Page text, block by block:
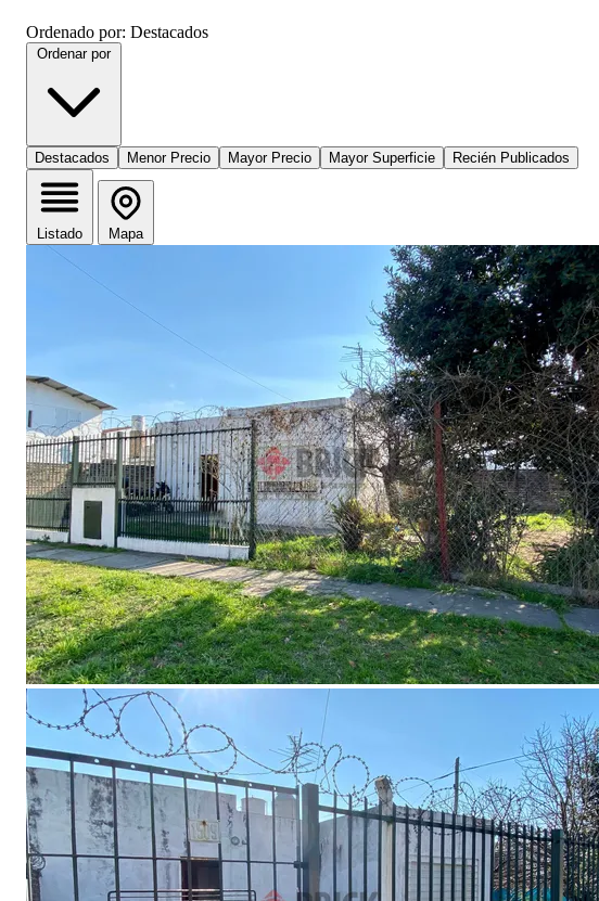
Ordenado por: Destacados
Ordenar por
Destacados Menor Precio Mayor Precio Mayor Superficie Recién Publicados
Listado Mapa